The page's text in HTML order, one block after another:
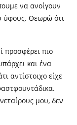
να ανοίγουν
ύφους. Θεωρώ ότι
προσφέρει πιο
και ένα
αντίστοιχο είχε
μου, δεν